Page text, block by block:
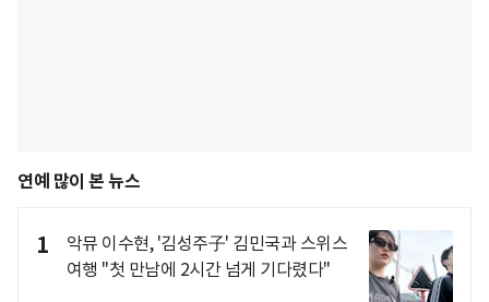
연예 많이 본 뉴스
1
악뮤 이수현, '김성주子' 김민국과 스위스
여행 "첫 만남에 2시간 넘게 기다렸다"